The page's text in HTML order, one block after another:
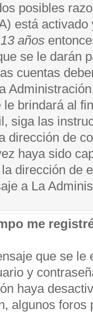
posibles
está
años
se le darán
cuentas
le brindará al
siga las
dirección de
haya sido
dirección de
a La
me
que se
y
haya
algunos